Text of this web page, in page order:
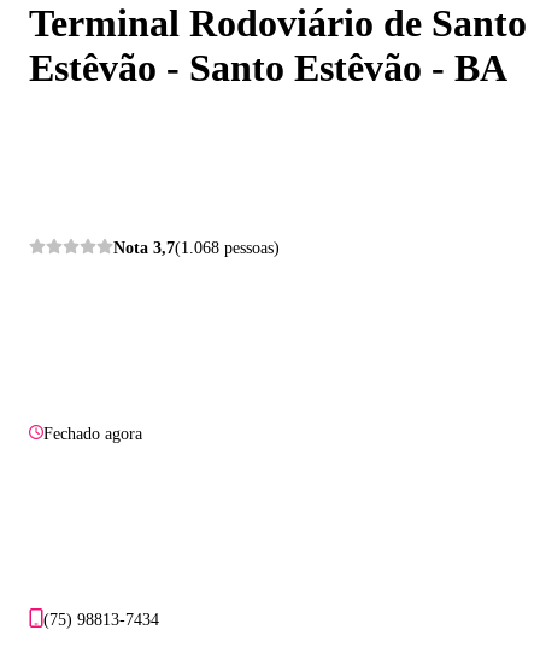
Terminal Rodoviário de Santo
Estêvão - Santo Estêvão - BA
Nota 3,7(1.068 pessoas)
Fechado agora
(75) 98813-7434